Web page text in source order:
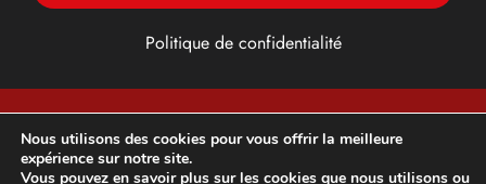
Politique de confidentialité
TFG ALU, Toiture, façade et Gouttière en Yvelines (78),
franchisé DAL’ALU –Développement et optimisation SEO
Nous utilisons des cookies pour vous offrir la meilleure
expérience sur notre site.
Vous pouvez en savoir plus sur les cookies que nous utilisons ou